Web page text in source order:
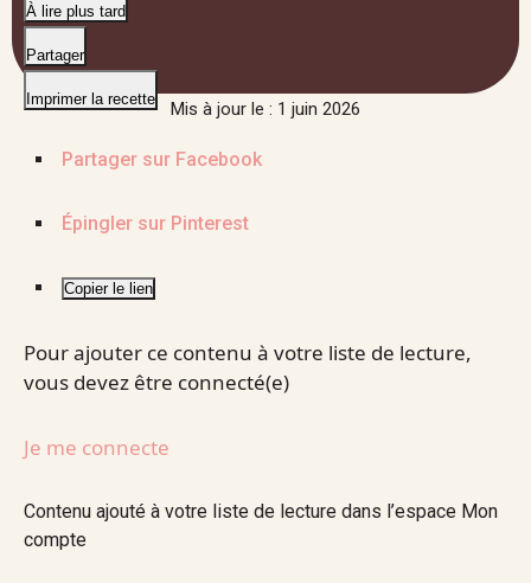
Mis à jour le : 1 juin 2026
À lire plus tard
Partager
Imprimer la recette
Partager sur Facebook
Épingler sur Pinterest
Copier le lien
Pour ajouter ce contenu à votre liste de lecture,
vous devez être connecté(e)
Je me connecte
Contenu ajouté à votre liste de lecture dans l’espace Mon
compte